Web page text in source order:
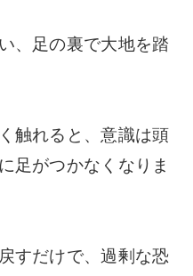
、足の裏で大地を踏
触れると、意識は頭
足がつかなくなりま
すだけで、過剰な恐